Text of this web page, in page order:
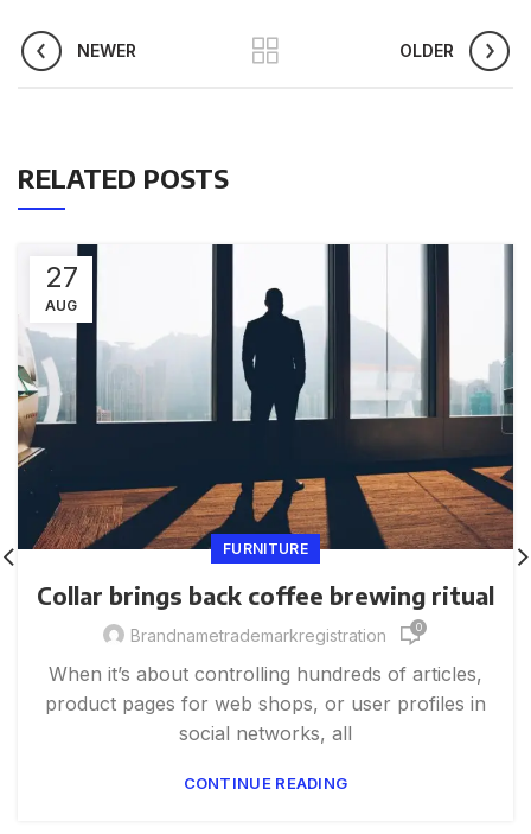
NEWER OLDER
RELATED POSTS
27
AUG
FURNITURE
Collar brings back coffee brewing ritual
Brandnametrademarkregistration 0
When it’s about controlling hundreds of articles,
product pages for web shops, or user profiles in
social networks, all
CONTINUE READING